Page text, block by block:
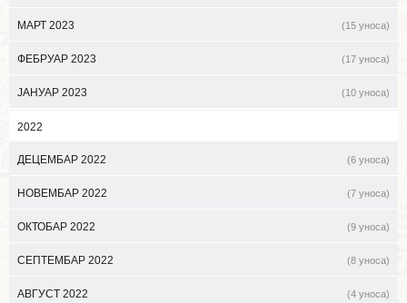
МАРТ 2023 (15 уноса)
ФЕБРУАР 2023 (17 уноса)
ЈАНУАР 2023 (10 уноса)
2022
ДЕЦЕМБАР 2022 (6 уноса)
НОВЕМБАР 2022 (7 уноса)
ОКТОБАР 2022 (9 уноса)
СЕПТЕМБАР 2022 (8 уноса)
АВГУСТ 2022 (4 уноса)